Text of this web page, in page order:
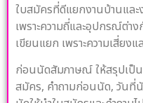
ใบสมัครที่ดีแยกงานบ้านแล
เพราะความถี่และอุปกรณ์ต่า
เขียนแยก เพราะความเสี่ย
ก่อนนัดสัมภาษณ์ ให้สรุปเป็
สมัคร, คำถามก่อนนัด, วันที่